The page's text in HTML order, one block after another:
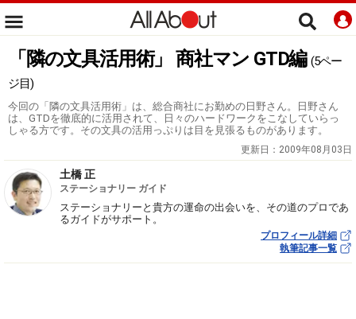
「隣の文具活用術」 商社マン GTD編 (5ペー
ジ目)
今回の「隣の文具活用術」は、総合商社にお勤めの日野さん。日野さん
は、GTDを徹底的に活用されて、日々のハードワークをこなしていらっ
しゃる方です。その文具の活用っぷりは目を見張るものがあります。
更新日： 2009年08月03日
土橋 正
ステーショナリー ガイド
ステーショナリーと貴方の運命の出会いを、その道のプロであ
るガイドがサポート。
プロフィール詳細
執筆記事一覧